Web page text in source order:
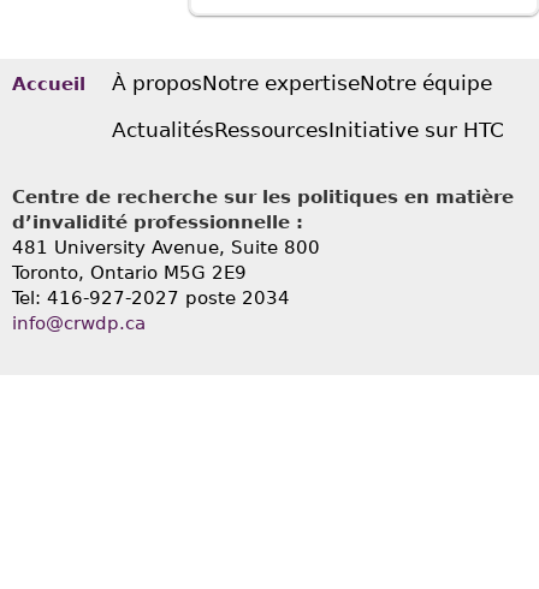
Accueil À proposNotre expertiseNotre équipe
ActualitésRessourcesInitiative sur HTC
Centre de recherche sur les politiques en matière
d’invalidité professionnelle :
481 University Avenue, Suite 800
Toronto, Ontario M5G 2E9
Tel: 416-927-2027 poste 2034
info@crwdp.ca